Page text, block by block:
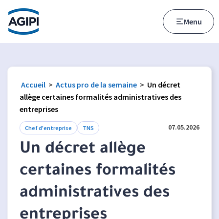
Accès au menu
Accès au contenu principal
Menu
Accueil > Actus pro de la semaine > Un décret
allège certaines formalités administratives des
entreprises
Chef d'entreprise TNS 07.05.2026
Un décret allège
certaines formalités
administratives des